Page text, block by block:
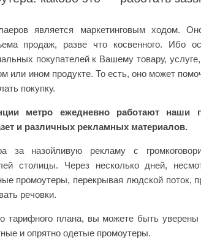
является маркетинговым ходом.
продаж, разве что косвенного. Ибо
покупателей к Вашему товару,
или ином продукте. То есть, оно может
покупку.
метро ежедневно работают наши
и различных рекламных материалов.
за назойливую рекламу с
столицы. Через несколько дней,
промоутеры, перекрывая людской поток,
речовки.
тарифного плана, вы можете быть
и опрятно одетые промоутеры.